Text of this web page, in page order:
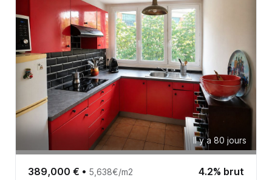
Il y a 80 jours
389,000 € • 5,638€/m2 4.2% brut